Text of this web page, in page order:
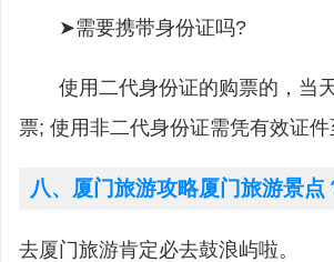
➤需要携带身份证吗?
使用二代身份证的购票的，当天
票; 使用非二代身份证需凭有效证
八、厦门旅游攻略厦门旅游景点
去厦门旅游肯定必去鼓浪屿啦。